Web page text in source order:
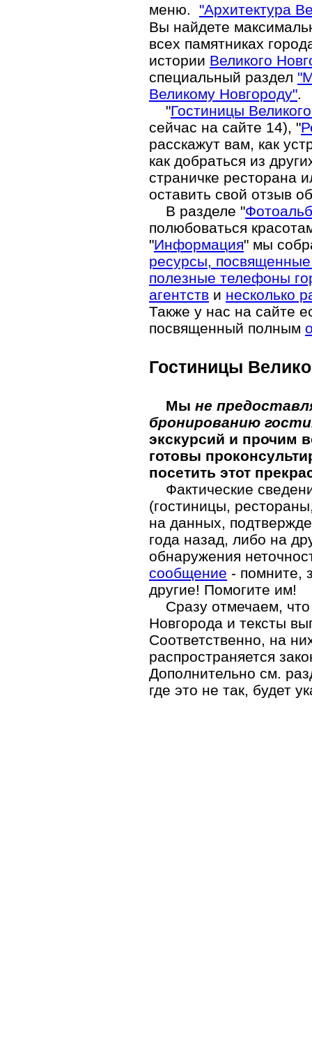
меню. "Архитектура
Вы найдете
всех памятниках
истории Великого
специальный раздел
Великому Новгороду".
"Гостиницы
сейчас на сайте 14), "
расскажут вам, как
как добраться из
страничке ресторана
оставить свой отзыв
В разделе "
полюбоваться
"Информация" мы
ресурсы,
полезные телефоны
агентств и несколько
Также у нас на сайте
посвященный полным
Гостиницы
Мы не
бронированию
экскурсий и прочим
готовы
посетить этот
Фактические
(гостиницы,
на данных,
года назад, либо на
обнаружения
сообщение - помните,
другие! Помогите им!
Сразу отмечаем, что
Новгорода и тексты
Соответственно, на
распространяется
Дополнительно см.
где это не так, будет